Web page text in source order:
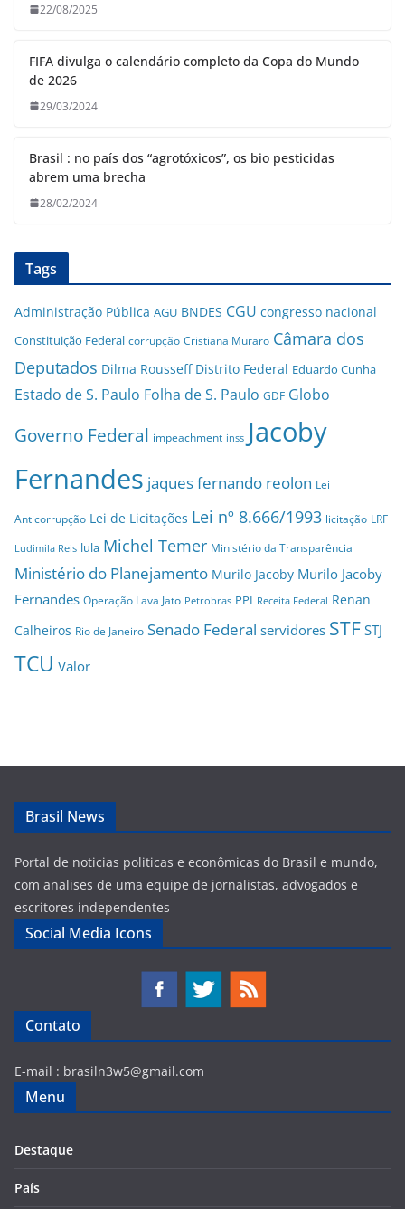
22/08/2025
FIFA divulga o calendário completo da Copa do Mundo
de 2026
29/03/2024
Brasil : no país dos “agrotóxicos”, os bio pesticidas
abrem uma brecha
28/02/2024
Tags
Administração Pública AGU BNDES CGU congresso nacional
Constituição Federal corrupção Cristiana Muraro Câmara dos
Deputados Dilma Rousseff Distrito Federal Eduardo Cunha
Estado de S. Paulo Folha de S. Paulo GDF Globo
Governo Federal impeachment inss Jacoby
Fernandes jaques fernando reolon Lei
Anticorrupção Lei de Licitações Lei nº 8.666/1993 licitação LRF
Ludimila Reis lula Michel Temer Ministério da Transparência
Ministério do Planejamento Murilo Jacoby Murilo Jacoby
Fernandes Operação Lava Jato Petrobras PPI Receita Federal Renan
Calheiros Rio de Janeiro Senado Federal servidores STF STJ
TCU Valor
Brasil News
Portal de noticias politicas e econômicas do Brasil e mundo,
com analises de uma equipe de jornalistas, advogados e
escritores independentes
Social Media Icons
Contato
E-mail : brasiln3w5@gmail.com
Menu
Destaque
País